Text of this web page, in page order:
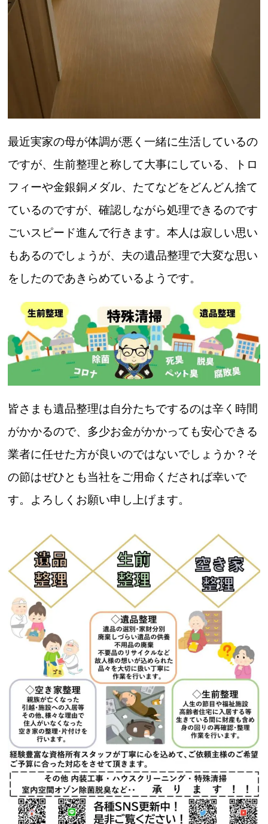
最近実家の母が体調が悪く一緒に生活しているの
ですが、生前整理と称して大事にしている、トロ
フィーや金銀銅メダル、たてなどをどんどん捨て
ているのですが、確認しながら処理できるのです
ごいスピード進んで行きます。本人は寂しい思い
もあるのでしょうが、夫の遺品整理で大変な思い
をしたのであきらめているようです。
皆さまも遺品整理は自分たちでするのは辛く時間
がかかるので、多少お金がかかっても安心できる
業者に任せた方が良いのではないでしょうか？そ
の節はぜひとも当社をご用命くだされば幸いで
す。よろしくお願い申し上げます。